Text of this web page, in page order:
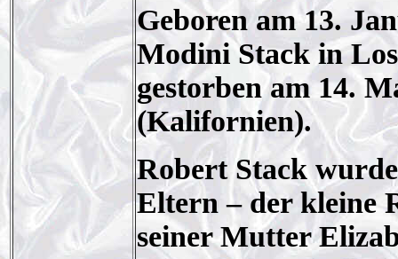
Geboren am 13.
Modini Stack in
gestorben am 14.
(Kalifornien).
Robert Stack
Eltern – der kleine
seiner Mutter